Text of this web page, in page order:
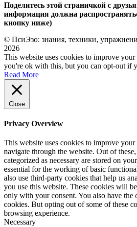
Поделитесь этой страничкой с
информация должна
кнопку ниже)
© ПсиЭзо: знания, техники,
2026
This website uses cookies to improve
you're ok with this, but you can opt-out if
Read More
Close
Privacy Overview
This website uses cookies to improve
navigate through the website. Out of
categorized as necessary are stored on
essential for the working of basic
also use third-party cookies that help us
you use this website. These cookies will
only with your consent. You also have the
cookies. But opting out of some of these
browsing experience.
Necessary